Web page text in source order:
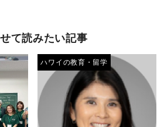
て読みたい記事
ハワイの教育・留学